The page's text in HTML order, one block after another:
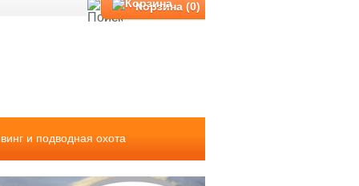
Корзина (0)
и подводная охота